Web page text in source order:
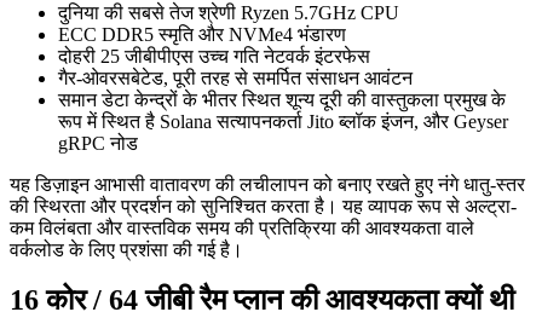
दुनिया की सबसे तेज श्रेणी Ryzen 5.7GHz CPU
ECC DDR5 स्मृति और NVMe4 भंडारण
दोहरी 25 जीबीपीएस उच्च गति नेटवर्क इंटरफेस
गैर-ओवरसबेटेड, पूरी तरह से समर्पित संसाधन आवंटन
समान डेटा केन्द्रों के भीतर स्थित शून्य दूरी की वास्तुकला प्रमुख के
रूप में स्थित है Solana सत्यापनकर्ता Jito ब्लॉक इंजन, और Geyser
gRPC नोड
यह डिज़ाइन आभासी वातावरण की लचीलापन को बनाए रखते हुए नंगे धातु-स्तर
की स्थिरता और प्रदर्शन को सुनिश्चित करता है। यह व्यापक रूप से अल्ट्रा-
कम विलंबता और वास्तविक समय की प्रतिक्रिया की आवश्यकता वाले
वर्कलोड के लिए प्रशंसा की गई है।
16 कोर / 64 जीबी रैम प्लान की आवश्यकता क्यों थी